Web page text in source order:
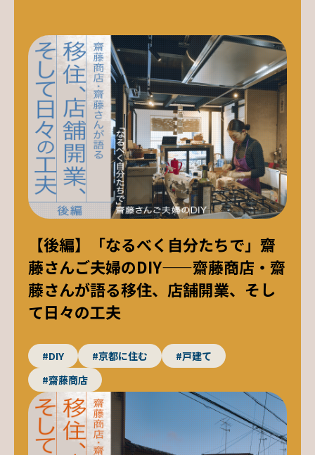
【後編】「なるべく自分たちで」齋
藤さんご夫婦のDIY——齋藤商店・齋
藤さんが語る移住、店舗開業、そし
て日々の工夫
#DIY #京都に住む
#戸建て
#齋藤商店